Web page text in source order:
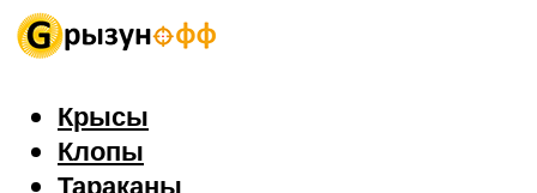
Крысы
Клопы
Тараканы